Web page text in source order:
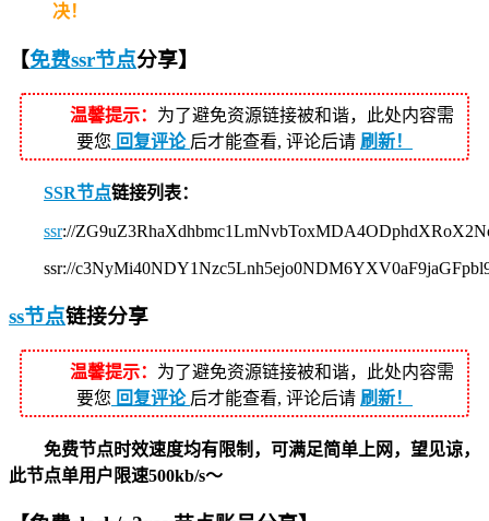
决！
【免费ssr节点分享】
温馨提示： 为了避免资源链接被和谐，此处内容需
要您 回复评论 后才能查看, 评论后请 刷新！
SSR节点链接列表：
ssr://
ssr://
ss节点链接分享
温馨提示： 为了避免资源链接被和谐，此处内容需
要您 回复评论 后才能查看, 评论后请 刷新！
免费节点时效速度均有限制，可满足简单上网，望见谅，
此节点单用户限速500kb/s～